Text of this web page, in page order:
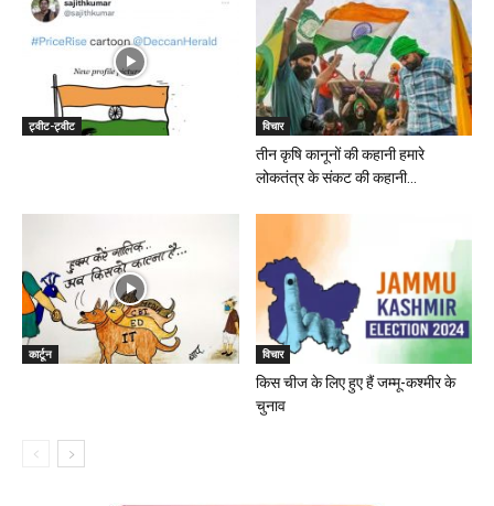
ट्वीट-ट्वीट विचार
तीन कृषि कानूनों की कहानी हमारे
लोकतंत्र के संकट की कहानी...
कार्टून विचार
किस चीज के लिए हुए हैं जम्मू-कश्मीर के
चुनाव